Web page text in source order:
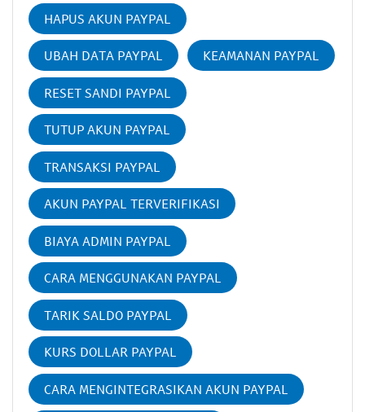
HAPUS AKUN PAYPAL
UBAH DATA PAYPAL KEAMANAN PAYPAL
RESET SANDI PAYPAL
TUTUP AKUN PAYPAL
TRANSAKSI PAYPAL
AKUN PAYPAL TERVERIFIKASI
BIAYA ADMIN PAYPAL
CARA MENGGUNAKAN PAYPAL
TARIK SALDO PAYPAL
KURS DOLLAR PAYPAL
CARA MENGINTEGRASIKAN AKUN PAYPAL